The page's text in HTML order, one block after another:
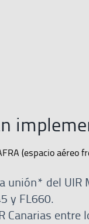
(espacio aéreo
unión* del UIR
y FL660.
Canarias